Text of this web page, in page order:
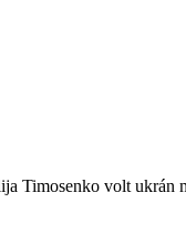
Timosenko volt